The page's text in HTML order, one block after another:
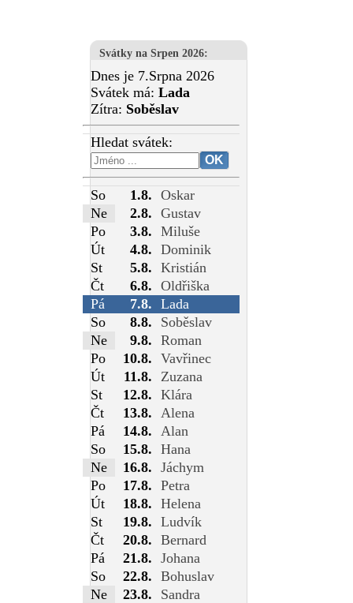
Svátky na Srpen 2026:
Dnes je 7.Srpna 2026
Svátek má: Lada
Zítra: Soběslav
Hledat svátek:
So 1.8. Oskar
Ne
2.8. Gustav
Po
3.8. Miluše
Út
4.8. Dominik
St
5.8. Kristián
Čt
6.8. Oldřiška
Pá
7.8. Lada
So
8.8.
Soběslav
Ne
9.8. Roman
Po
10.8. Vavřinec
Út
11.8.
Zuzana
St
12.8. Klára
Čt
13.8.
Alena
Pá
14.8.
Alan
So
15.8. Hana
Ne
16.8. Jáchym
Po
17.8. Petra
Út
18.8. Helena
St
19.8. Ludvík
Čt
20.8. Bernard
Pá
21.8. Johana
So
22.8. Bohuslav
Ne
23.8.
Sandra